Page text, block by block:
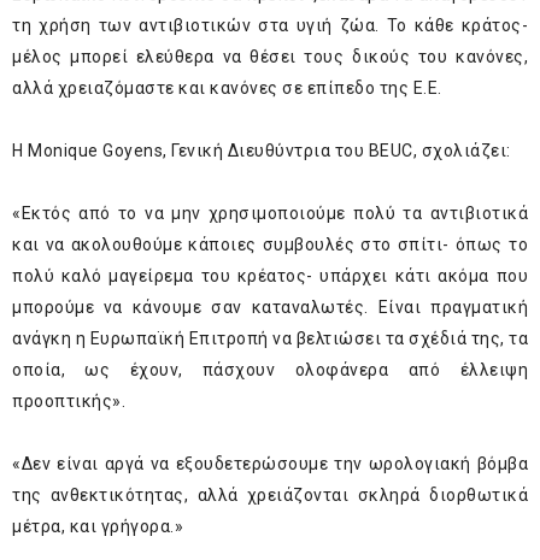
τη χρήση των αντιβιοτικών στα υγιή ζώα. Το κάθε κράτος-
μέλος μπορεί ελεύθερα να θέσει τους δικούς του κανόνες,
αλλά χρειαζόμαστε και κανόνες σε επίπεδο της Ε.Ε.
Η Monique Goyens, Γενική Διευθύντρια του BEUC, σχολιάζει:
«Εκτός από το να μην χρησιμοποιούμε πολύ τα αντιβιοτικά
και να ακολουθούμε κάποιες συμβουλές στο σπίτι- όπως το
πολύ καλό μαγείρεμα του κρέατος- υπάρχει κάτι ακόμα που
μπορούμε να κάνουμε σαν καταναλωτές. Είναι πραγματική
ανάγκη η Ευρωπαϊκή Επιτροπή να βελτιώσει τα σχέδιά της, τα
οποία, ως έχουν, πάσχουν ολοφάνερα από έλλειψη
προοπτικής».
«Δεν είναι αργά να εξουδετερώσουμε την ωρολογιακή βόμβα
της ανθεκτικότητας, αλλά χρειάζονται σκληρά διορθωτικά
μέτρα, και γρήγορα.»